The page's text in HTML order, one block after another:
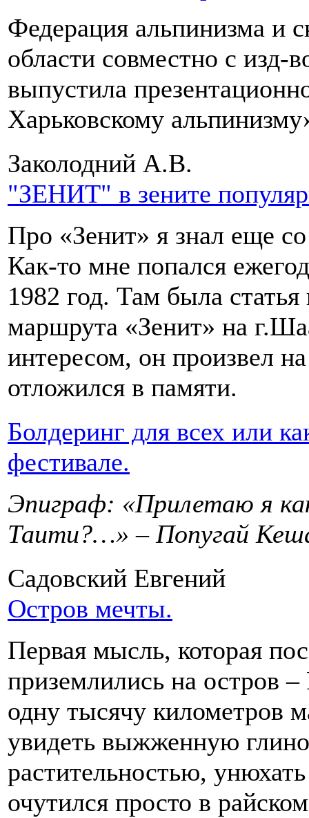
Федерация альпинизма и
области совместно с изд-
выпустила
Харьковскому
Заколодний А.В.
"ЗЕНИТ" в зените
Про «Зенит» я знал еще
Как-то мне попался
1982 год. Там была
маршрута «Зенит» на
интересом, он произвел
отложился в памяти.
Болдеринг для всех или
фестивале.
Эпиграф: «Прилетаю я
Таити?…» – Попугай
Садовский Евгений
Остров мечты.
Первая мысль, которая
приземлились на остров
одну тысячу километров
увидеть выжженную
растительностью,
очутился просто в